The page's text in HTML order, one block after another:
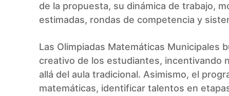
de la propuesta, su dinámica de trabajo,
estimadas, rondas de competencia y
Las Olimpiadas Matemáticas
creativo de los estudiantes, incentivando
allá del aula tradicional. Asimismo, el
matemáticas, identificar talentos en